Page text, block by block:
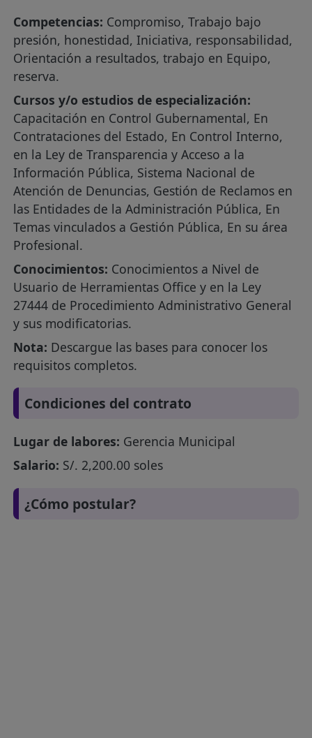
Competencias: Compromiso, Trabajo bajo
presión, honestidad, Iniciativa, responsabilidad,
Orientación a resultados, trabajo en Equipo,
reserva.
Cursos y/o estudios de especialización:
Capacitación en Control Gubernamental, En
Contrataciones del Estado, En Control Interno,
en la Ley de Transparencia y Acceso a la
Información Pública, Sistema Nacional de
Atención de Denuncias, Gestión de Reclamos en
las Entidades de la Administración Pública, En
Temas vinculados a Gestión Pública, En su área
Profesional.
Conocimientos: Conocimientos a Nivel de
Usuario de Herramientas Office y en la Ley
27444 de Procedimiento Administrativo General
y sus modificatorias.
Nota: Descargue las bases para conocer los
requisitos completos.
Condiciones del contrato
Lugar de labores: Gerencia Municipal
Salario: S/. 2,200.00 soles
¿Cómo postular?